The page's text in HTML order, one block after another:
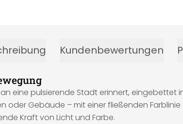
Kundenbewertungen
eine pulsierende Stadt erinnert, eingebettet
Gebäude – mit einer fließenden Farblinie
Kraft von Licht und Farbe.